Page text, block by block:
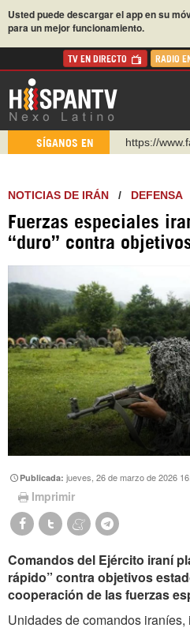
Usted puede descargar el app en su
para un mejor funcionamiento.
TV EN DIRECTO RADIO
SÍGANOS EN
https://
https://t.me/
https://
WhatsApp y
https://
NOTICIAS DE IRÁN / DEFENSA
Fuerzas especiales
“duro” contra objetivos
Publicada:jueves, 26 de marzo de 2026
Imprimir
Comandos del Ejército iraní
rápido” contra objetivos
cooperación de las fuerzas
Unidades de comandos iraníes,